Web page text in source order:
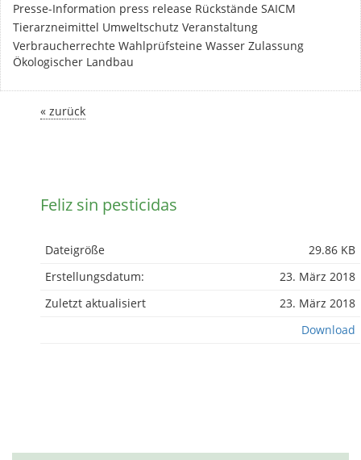
Presse-Information press release Rückstände SAICM
Tierarzneimittel Umweltschutz Veranstaltung
Verbraucherrechte Wahlprüfsteine Wasser Zulassung
Ökologischer Landbau
« zurück
Feliz sin pesticidas
Dateigröße
29.86 KB
Erstellungsdatum:
23. März 2018
Zuletzt aktualisiert
23. März 2018
Download